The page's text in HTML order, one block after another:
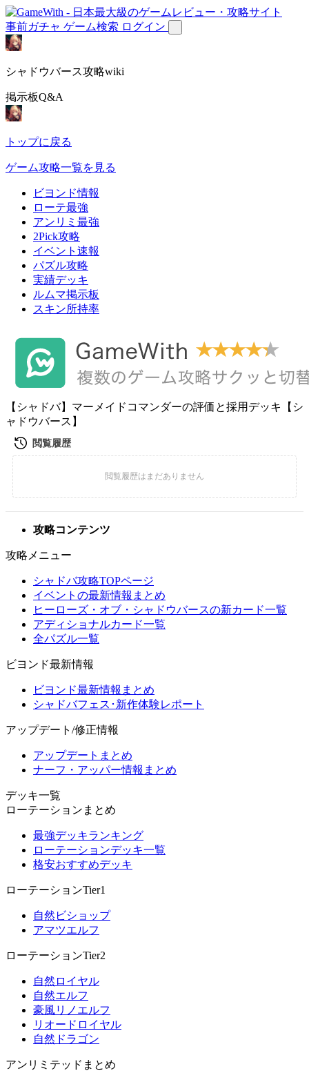
事前ガチャ ゲーム検索 ログイン
シャドウバース攻略wiki
掲示板Q&A
トップに戻る
ゲーム攻略一覧を見る
ビヨンド情報
ローテ最強
アンリミ最強
2Pick攻略
イベント速報
パズル攻略
実績デッキ
ルムマ掲示板
スキン所持率
【シャドバ】マーメイドコマンダーの評価と採用デッキ【シ
ャドウバース】
攻略コンテンツ
攻略メニュー
シャドバ攻略TOPページ
イベントの最新情報まとめ
ヒーローズ・オブ・シャドウバースの新カード一覧
アディショナルカード一覧
全パズル一覧
ビヨンド最新情報
ビヨンド最新情報まとめ
シャドバフェス･新作体験レポート
アップデート/修正情報
アップデートまとめ
ナーフ・アッパー情報まとめ
デッキ一覧
ローテーションまとめ
最強デッキランキング
ローテーションデッキ一覧
格安おすすめデッキ
ローテーションTier1
自然ビショップ
アマツエルフ
ローテーションTier2
自然ロイヤル
自然エルフ
豪風リノエルフ
リオードロイヤル
自然ドラゴン
アンリミテッドまとめ